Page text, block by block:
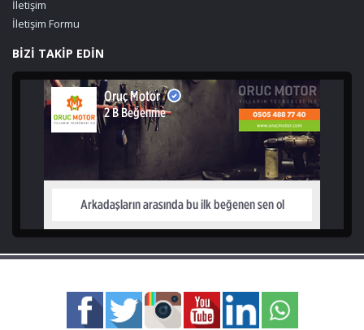
İletişim
İletişim Formu
BİZİ TAKİP EDİN